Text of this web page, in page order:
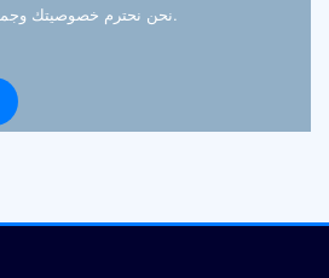
نحن نحترم خصوصيتك وجميع المعلومات محمية.